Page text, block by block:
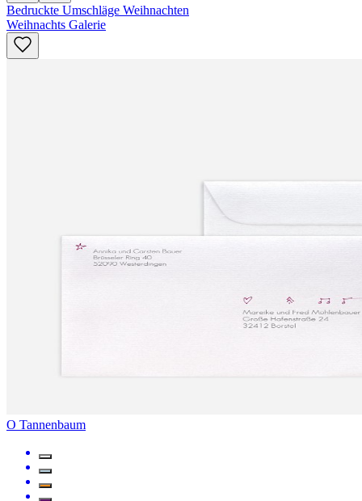
Bedruckte Umschläge Weihnachten
Weihnachts Galerie
O Tannenbaum